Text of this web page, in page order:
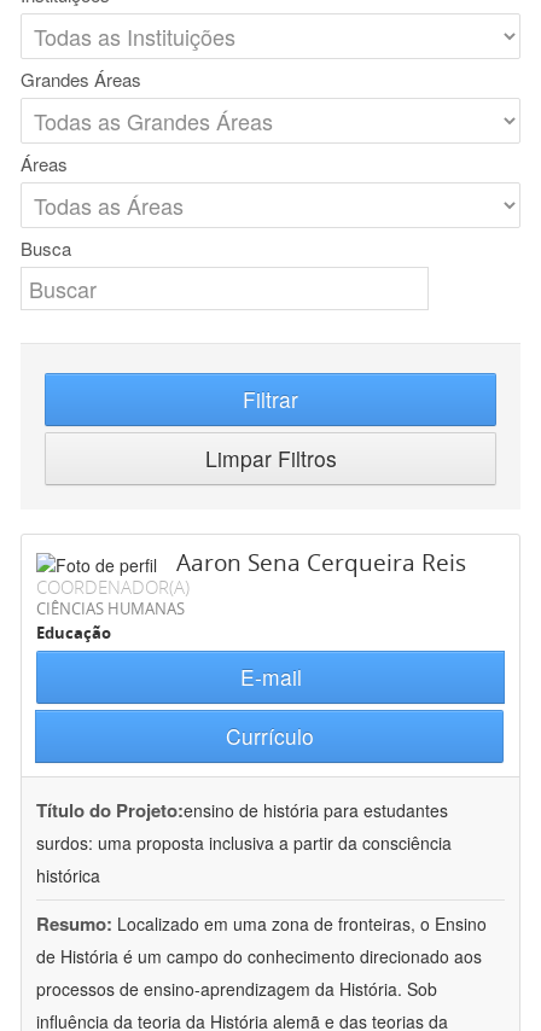
Grandes Áreas
Áreas
Busca
Filtrar
Limpar Filtros
Aaron Sena Cerqueira Reis
COORDENADOR(A)
CIÊNCIAS HUMANAS
Educação
E-mail
Currículo
Título do Projeto:ensino de história para estudantes
surdos: uma proposta inclusiva a partir da consciência
histórica
Resumo: Localizado em uma zona de fronteiras, o Ensino
de História é um campo do conhecimento direcionado aos
processos de ensino-aprendizagem da História. Sob
influência da teoria da História alemã e das teorias da